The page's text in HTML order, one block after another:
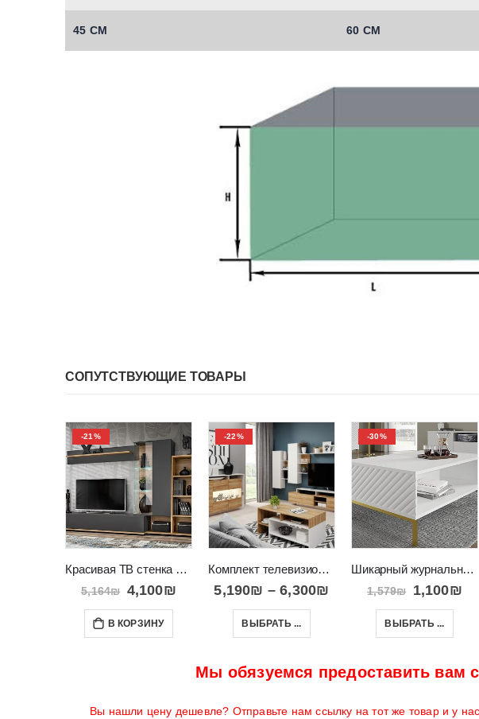
45 СМ 60 СМ
СОПУТСТВУЮЩИЕ ТОВАРЫ
-21%
Красивая ТВ стенка с закрытыми и открытыми полками Silk II
5,164₪ 4,100₪
В КОРЗИНУ
-22%
Комплект телевизионной стенки с тумбой и столиком Alva
5,190₪ –6,300₪
ВЫБРАТЬ ...
-30%
Шикарный журнальный столик на высоких ножках SURF
1,579₪ 1,100₪
ВЫБРАТЬ ...
Мы обязуемся предоставить вам
Вы нашли цену дешевле? Отправьте нам ссылку на тот же товар и у